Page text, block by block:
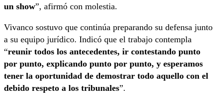
un show”, afirmó con molestia.
Vivanco sostuvo que continúa preparando su defensa junto
a su equipo jurídico. Indicó que el trabajo contempla
“reunir todos los antecedentes, ir contestando punto
por punto, explicando punto por punto, y esperamos
tener la oportunidad de demostrar todo aquello con el
debido respeto a los tribunales”.